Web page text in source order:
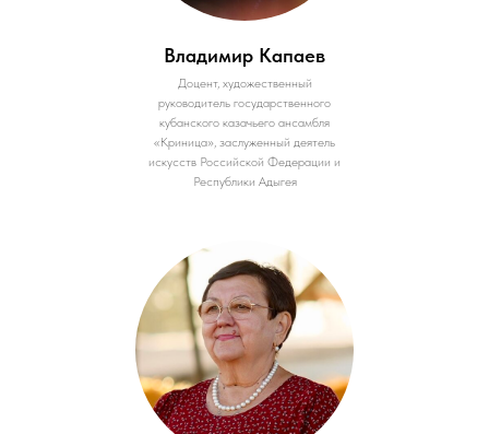
Владимир Капаев
Доцент, художественный
руководитель государственного
кубанского казачьего ансамбля
«Криница», заслуженный деятель
искусств Российской Федерации и
Республики Адыгея